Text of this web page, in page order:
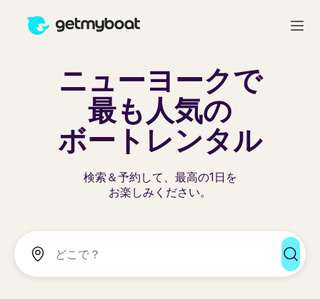
ニューヨークで
最も人気の
ボートレンタル
検索＆予約して、最高の1日を
お楽しみください。